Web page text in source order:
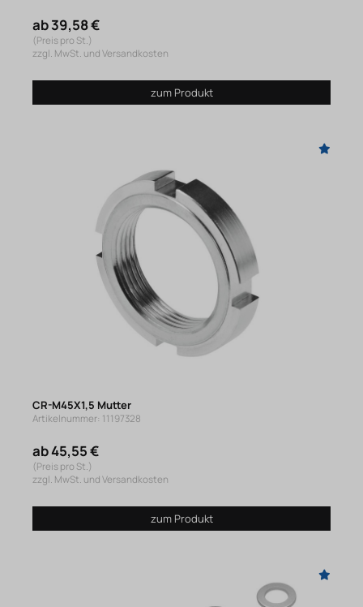
ab 39,58 €
(Preis pro St.)
zzgl. MwSt. und Versandkosten
zum Produkt
CR-M45X1,5 Mutter
Artikelnummer: 11197328
ab 45,55 €
(Preis pro St.)
zzgl. MwSt. und Versandkosten
zum Produkt